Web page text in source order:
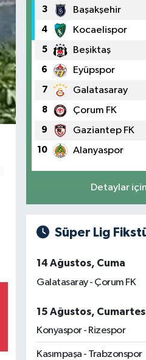
3 Başakşehir
4 Kocaelispor
5 Beşiktaş
6 Eyüpspor
7 Galatasaray
8 Çorum FK
9 Gaziantep FK
10 Alanyaspor
Detaylar için
Süper Lig
14 Ağustos, Cuma
Galatasaray - Çorum FK
15 Ağustos,
Konyaspor - Rizespor
Kasımpaşa - Trabzonspor